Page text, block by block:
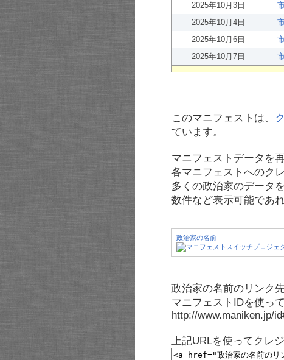
2025年10月3日
2025年10月4日
2025年10月6日
2025年10月7日
このマニフェストは、
ています。
マニフェストデータを
各マニフェストへのク
多くの政治家のデータ
数件など表示可能であ
政治家の名前
政治家の名前のリンク
マニフェストIDを使っ
http://www.maniken.jp/
上記URLを使ってクレ